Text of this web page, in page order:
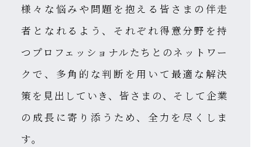
様々な悩みや問題を抱える皆さまの伴走
者となれるよう、 それぞれ得意分野を持
つプロフェッショナルたちとのネットワー
クで、 多角的な判断を用いて最適な解決
策を見出していき、 皆さまの、そして企業
の成長に寄り添うため、全力を尽くしま
す。